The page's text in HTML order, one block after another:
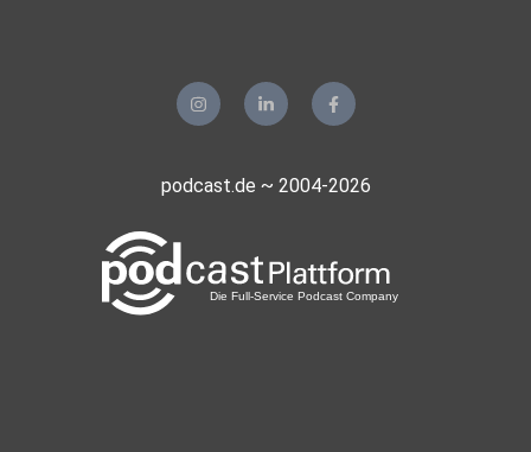
podcast.de ~ 2004-2026